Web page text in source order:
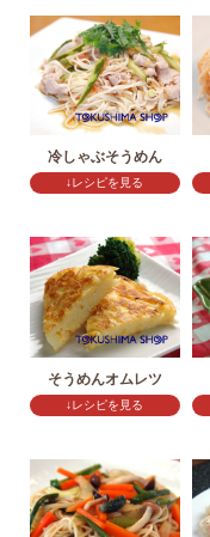
冷しゃぶそうめん
↓レシピを見る
そうめんオムレツ
↓レシピを見る